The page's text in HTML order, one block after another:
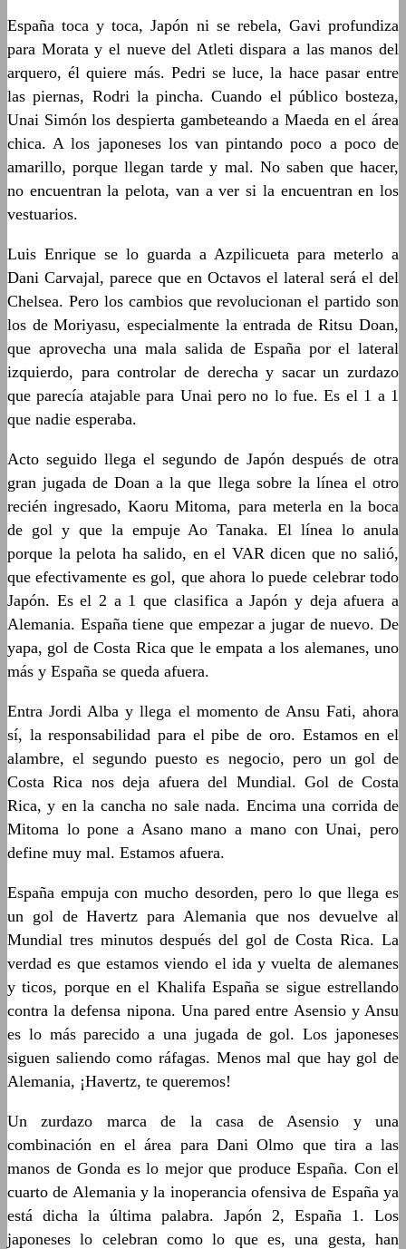
España toca y toca, Japón ni se rebela, Gavi profundiza
para Morata y el nueve del Atleti dispara a las manos del
arquero, él quiere más. Pedri se luce, la hace pasar entre
las piernas, Rodri la pincha. Cuando el público bosteza,
Unai Simón los despierta gambeteando a Maeda en el área
chica. A los japoneses los van pintando poco a poco de
amarillo, porque llegan tarde y mal. No saben que hacer,
no encuentran la pelota, van a ver si la encuentran en los
vestuarios.
Luis Enrique se lo guarda a Azpilicueta para meterlo a
Dani Carvajal, parece que en Octavos el lateral será el del
Chelsea. Pero los cambios que revolucionan el partido son
los de Moriyasu, especialmente la entrada de Ritsu Doan,
que aprovecha una mala salida de España por el lateral
izquierdo, para controlar de derecha y sacar un zurdazo
que parecía atajable para Unai pero no lo fue. Es el 1 a 1
que nadie esperaba.
Acto seguido llega el segundo de Japón después de otra
gran jugada de Doan a la que llega sobre la línea el otro
recién ingresado, Kaoru Mitoma, para meterla en la boca
de gol y que la empuje Ao Tanaka. El línea lo anula
porque la pelota ha salido, en el VAR dicen que no salió,
que efectivamente es gol, que ahora lo puede celebrar todo
Japón. Es el 2 a 1 que clasifica a Japón y deja afuera a
Alemania. España tiene que empezar a jugar de nuevo. De
yapa, gol de Costa Rica que le empata a los alemanes, uno
más y España se queda afuera.
Entra Jordi Alba y llega el momento de Ansu Fati, ahora
sí, la responsabilidad para el pibe de oro. Estamos en el
alambre, el segundo puesto es negocio, pero un gol de
Costa Rica nos deja afuera del Mundial. Gol de Costa
Rica, y en la cancha no sale nada. Encima una corrida de
Mitoma lo pone a Asano mano a mano con Unai, pero
define muy mal. Estamos afuera.
España empuja con mucho desorden, pero lo que llega es
un gol de Havertz para Alemania que nos devuelve al
Mundial tres minutos después del gol de Costa Rica. La
verdad es que estamos viendo el ida y vuelta de alemanes
y ticos, porque en el Khalifa España se sigue estrellando
contra la defensa nipona. Una pared entre Asensio y Ansu
es lo más parecido a una jugada de gol. Los japoneses
siguen saliendo como ráfagas. Menos mal que hay gol de
Alemania, ¡Havertz, te queremos!
Un zurdazo marca de la casa de Asensio y una
combinación en el área para Dani Olmo que tira a las
manos de Gonda es lo mejor que produce España. Con el
cuarto de Alemania y la inoperancia ofensiva de España ya
está dicha la última palabra. Japón 2, España 1. Los
japoneses lo celebran como lo que es, una gesta, han